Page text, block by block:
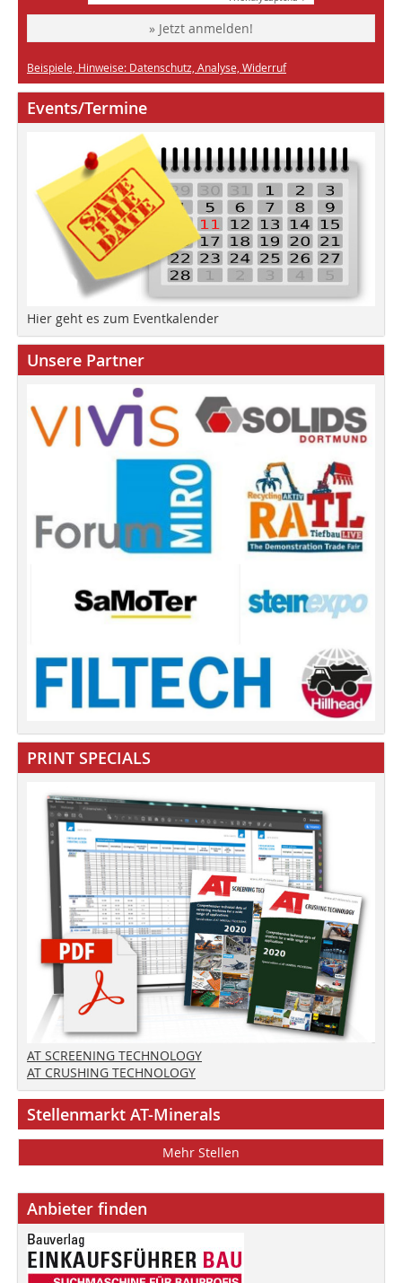
» Jetzt anmelden!
Beispiele, Hinweise: Datenschutz, Analyse, Widerruf
Events/Termine
Hier geht es zum Eventkalender
Unsere Partner
PRINT SPECIALS
AT SCREENING TECHNOLOGY
AT CRUSHING TECHNOLOGY
Stellenmarkt AT-Minerals
Mehr Stellen
Anbieter finden